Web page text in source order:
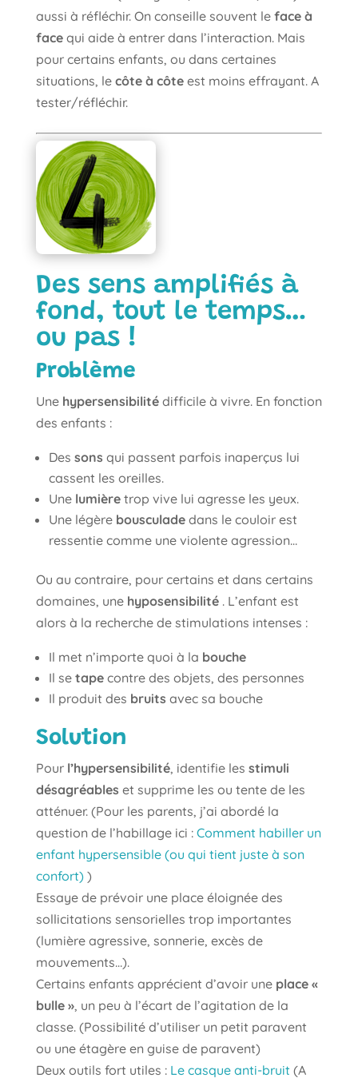
aussi à réfléchir. On conseille souvent le face à
facequi aide à entrer dans l’interaction. Mais
pour certains enfants, ou dans certaines
situations, le côte à côteest moins effrayant. A
tester/réfléchir.
Des sens amplifiés à
fond, tout le temps…
ou pas !
Problème
Une hypersensibilitédifficile à vivre. En fonction
des enfants :
Des sons qui passent parfois inaperçus lui
cassent les oreilles.
Une lumièretrop vive lui agresse les yeux.
Une légère bousculadedans le couloir est
ressentie comme une violente agression…
Ou au contraire, pour certains et dans certains
domaines, une hyposensibilité. L’enfant est
alors à la recherche de stimulations intenses :
Il met n’importe quoi à la bouche
Il se tapecontre des objets, des personnes
Il produit des bruits avec sa bouche
Solution
Pour l’hypersensibilité, identifie les stimuli
désagréables et supprime les ou tente de les
atténuer. (Pour les parents, j’ai abordé la
question de l’habillage ici : Comment habiller un
enfant hypersensible (ou qui tient juste à son
confort))
Essaye de prévoir une place éloignée des
sollicitations sensorielles trop importantes
(lumière agressive, sonnerie, excès de
mouvements…).
Certains enfants apprécient d’avoir une place «
bulle », un peu à l’écart de l’agitation de la
classe. (Possibilité d’utiliser un petit paravent
ou une étagère en guise de paravent)
Deux outils fort utiles : Le casque anti-bruit(A